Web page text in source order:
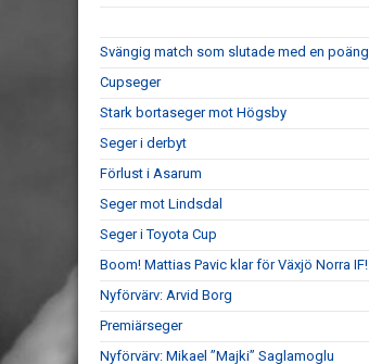
Svängig match som slutade med en poäng.
Cupseger
Stark bortaseger mot Högsby
Seger i derbyt
Förlust i Asarum
Seger mot Lindsdal
Seger i Toyota Cup
Boom! Mattias Pavic klar för Växjö Norra IF!
Nyförvärv: Arvid Borg
Premiärseger
Nyförvärv: Mikael ”Majki” Saglamoglu